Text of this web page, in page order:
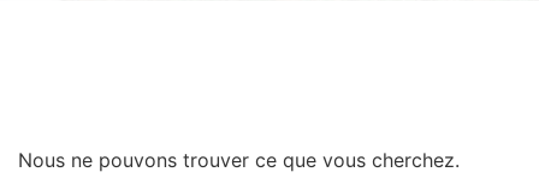
Nous ne pouvons trouver ce que vous cherchez.